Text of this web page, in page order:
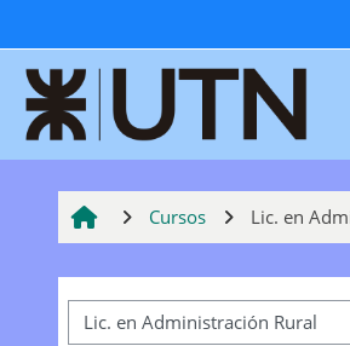
Cursos Lic. en
Categorías